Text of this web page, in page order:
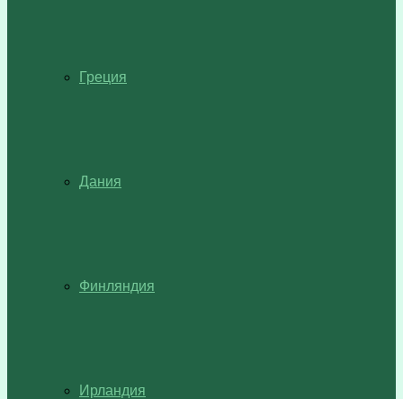
Греция
Дания
Финляндия
Ирландия